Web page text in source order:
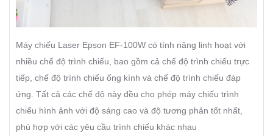
Máy chiếu Laser Epson EF-100W có tính năng linh hoạt với
nhiều chế độ trình chiếu, bao gồm cả chế độ trình chiếu trực
tiếp, chế độ trình chiếu ống kính và chế độ trình chiếu đáp
ứng. Tất cả các chế độ này đều cho phép máy chiếu trình
chiếu hình ảnh với độ sáng cao và độ tương phản tốt nhất,
phù hợp với các yêu cầu trình chiếu khác nhau